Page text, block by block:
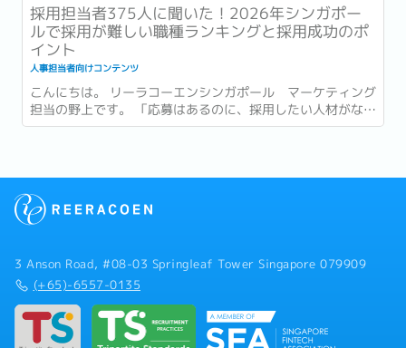
採用担当者375人に聞いた！2026年シンガポー
ルで採用が難しい職種ランキングと採用成功のポ
イント
人事担当者向けコンテンツ
こんにちは。 リーラコーエンシンガポール マーケティング
担当の野上です。 「応募はあるのに、採用したい人材がなか
なか見つからない。」そんな悩みをお抱えの企業様も多いの
3 Anson Road, #08-03 Springleaf Tower Singapore 079909
(+65)-6557-0135